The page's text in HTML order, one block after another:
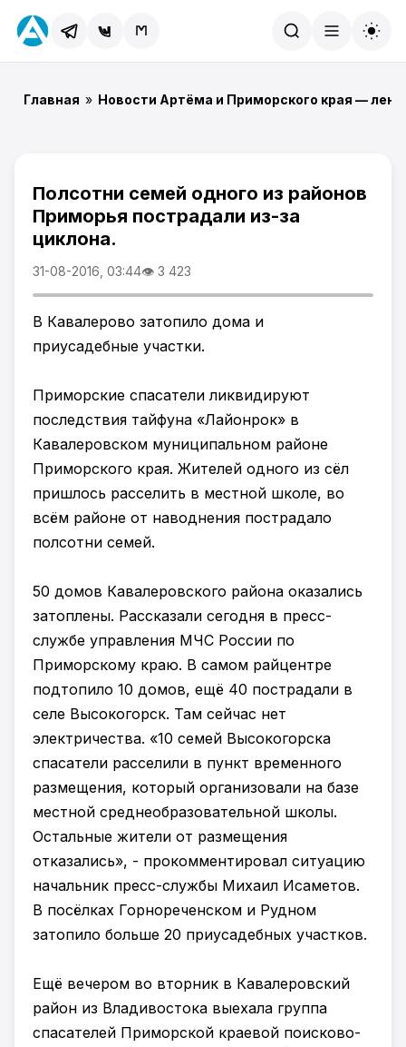
Главная » Новости Артёма и Приморского края —
Полсотни семей одного из районов
Приморья пострадали из-за
циклона.
31-08-2016, 03:44👁 3 423
В Кавалерово затопило дома и
приусадебные участки.
Приморские спасатели ликвидируют
последствия тайфуна «Лайонрок» в
Кавалеровском муниципальном районе
Приморского края. Жителей одного из сёл
пришлось расселить в местной школе, во
всём районе от наводнения пострадало
полсотни семей.
50 домов Кавалеровского района оказались
затоплены. Рассказали сегодня в пресс-
службе управления МЧС России по
Приморскому краю. В самом райцентре
подтопило 10 домов, ещё 40 пострадали в
селе Высокогорск. Там сейчас нет
электричества. «10 семей Высокогорска
спасатели расселили в пункт временного
размещения, который организовали на базе
местной среднеобразовательной школы.
Остальные жители от размещения
отказались», - прокомментировал ситуацию
начальник пресс-службы Михаил Исаметов.
В посёлках Горнореченском и Рудном
затопило больше 20 приусадебных участков.
Ещё вечером во вторник в Кавалеровский
район из Владивостока выехала группа
спасателей Приморской краевой поисково-